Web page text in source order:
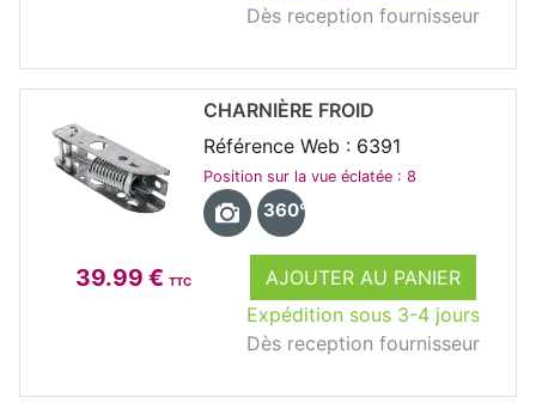
Dès reception fournisseur
39.99 € TTC
AJOUTER AU PANIER
Expédition sous 3-4 jours
Dès reception fournisseur
CHARNIÈRE FROID
Référence Web : 6391
Position sur la vue éclatée : 8
360°